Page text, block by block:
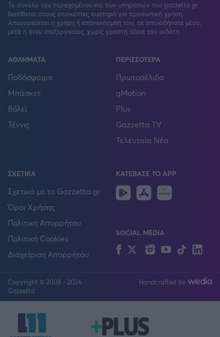
Το σύνολο του περιεχομένου και των υπηρεσιών του gazzetta.gr
διατίθεται στους επισκέπτες αυστηρά για προσωπική χρήση.
Απαγορεύεται η χρήση ή επανεκπομπή του, σε οποιοδήποτε μέσο,
μετά ή άνευ επεξεργασίας, χωρίς γραπτή άδεια του εκδότη.
ΑΘΛΗΜΑΤΑ
Ποδόσφαιρο
Μπάσκετ
Βόλεϊ
Τέννις
ΠΕΡΙΣΣΟΤΕΡΑ
Πρωτοσέλιδα
gMotion
Plus
Gazzetta TV
Τελευταία Νέα
ΣΧΕΤΙΚΑ
Σχετικά με το Gazzetta.gr
Όροι Χρήσης
Πολιτική Απορρήτου
Πολιτική Cookies
Διαχείριση Απορρήτου
ΚΑΤΕΒΑΣΕ ΤΟ APP
Android
IOS
SOCIAL MEDIA
FacebookTwitterInstagram
YouTubeTikTok
Copyright © 2008 - 2026
Gazzetta
Handcrafted by